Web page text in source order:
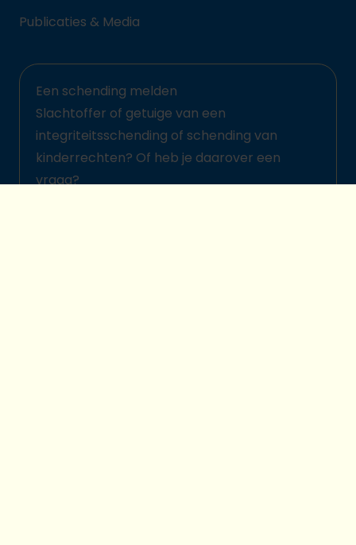
Publicaties & Media
Een schending melden
Slachtoffer of getuige van een
integriteitsschending of schending van
kinderrechten? Of heb je daarover een
vraag?